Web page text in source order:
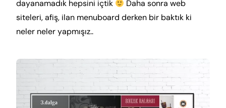
Blog
İletişim
dayanamadık hepsini içtik
Daha sonra web
siteleri, afiş, ilan menuboard derken bir baktık ki
neler neler yapmışız..